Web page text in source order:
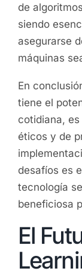
de
siendo
asegurarse
máquinas
En
tiene el
cotidiana,
éticos y de
desafíos es
tecnología
beneficiosa
El